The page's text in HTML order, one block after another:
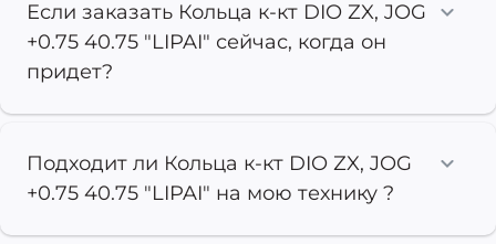
Если заказать Кольца к-кт DIO ZX, JOG
+0.75 40.75 "LIPAI" сейчас, когда он
придет?
Подходит ли Кольца к-кт DIO ZX, JOG
+0.75 40.75 "LIPAI" на мою технику ?